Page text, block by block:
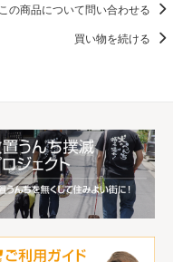
この商品について問い合わせる
買い物を続ける